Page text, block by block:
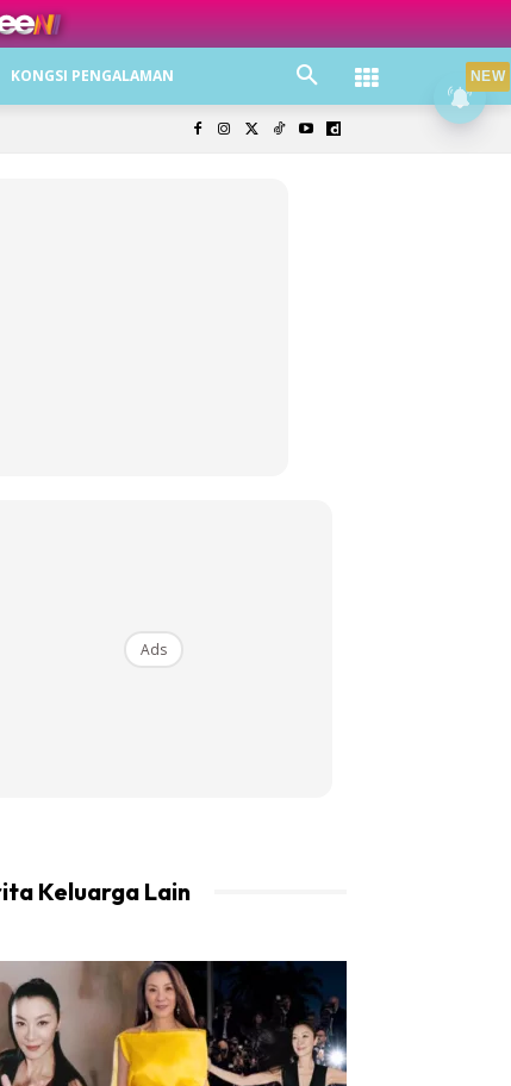
KONGSI PENGALAMAN
Ads
Keluarga Lain
NEW